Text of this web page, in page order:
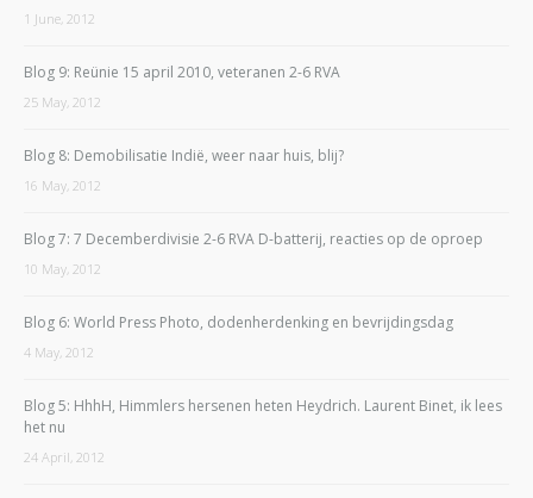
1 June, 2012
Blog 9: Reünie 15 april 2010, veteranen 2-6 RVA
25 May, 2012
Blog 8: Demobilisatie Indië, weer naar huis, blij?
16 May, 2012
Blog 7: 7 Decemberdivisie 2-6 RVA D-batterij, reacties op de oproep
10 May, 2012
Blog 6: World Press Photo, dodenherdenking en bevrijdingsdag
4 May, 2012
Blog 5: HhhH, Himmlers hersenen heten Heydrich. Laurent Binet, ik lees
het nu
24 April, 2012